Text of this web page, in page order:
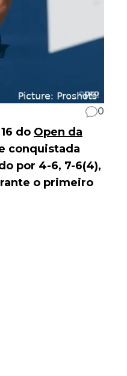
0
do Open da
conquistada
por 4-6, 7-6(4),
o primeiro